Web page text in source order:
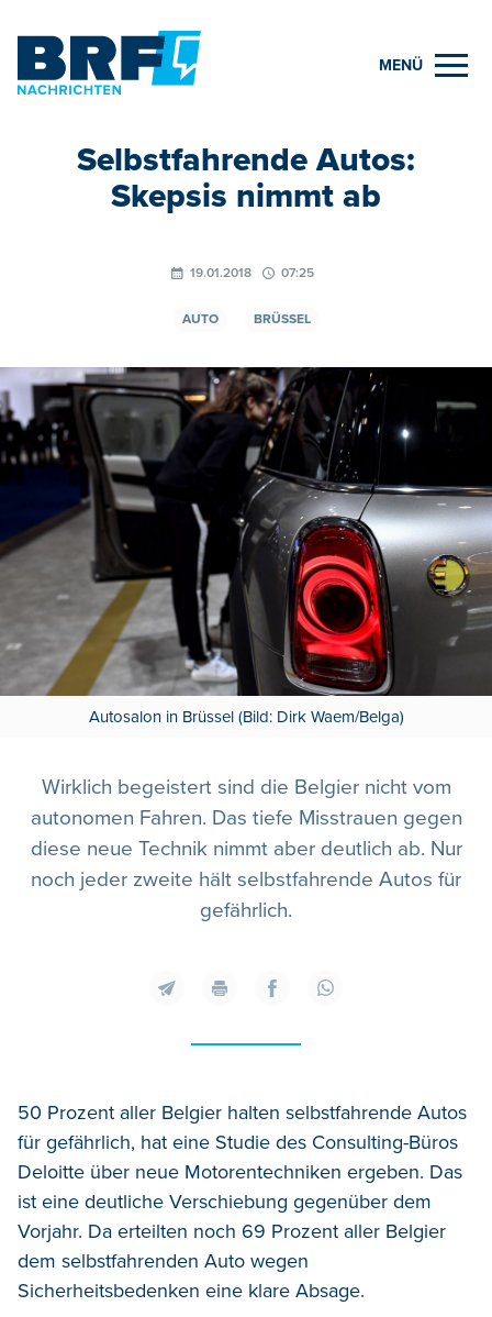
MENÜ
Selbstfahrende Autos:
Skepsis nimmt ab
19.01.2018 07:25
AUTO BRÜSSEL
Autosalon in Brüssel (Bild: Dirk Waem/Belga)
Wirklich begeistert sind die Belgier nicht vom
autonomen Fahren. Das tiefe Misstrauen gegen
diese neue Technik nimmt aber deutlich ab. Nur
noch jeder zweite hält selbstfahrende Autos für
gefährlich.
50 Prozent aller Belgier halten selbstfahrende Autos
für gefährlich, hat eine Studie des Consulting-Büros
Deloitte über neue Motorentechniken ergeben. Das
ist eine deutliche Verschiebung gegenüber dem
Vorjahr. Da erteilten noch 69 Prozent aller Belgier
dem selbstfahrenden Auto wegen
Sicherheitsbedenken eine klare Absage.